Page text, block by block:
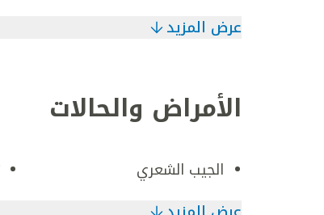
عرض المزيد
الأمراض والحالات
الجيب الشعري